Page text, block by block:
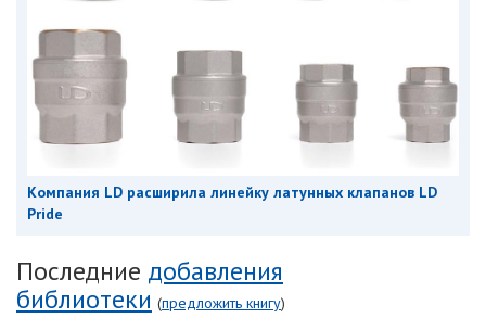
Компания LD расширила линейку латунных клапанов LD
Pride
Последние добавления
библиотеки (предложить книгу)